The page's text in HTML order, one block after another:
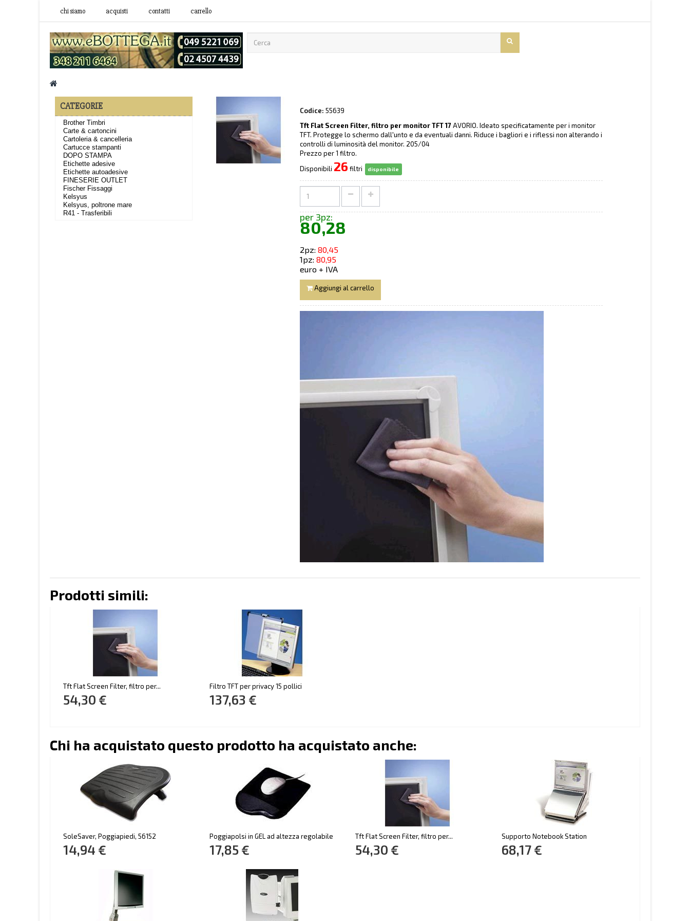
chi siamo acquisti contatti carrello
CATEGORIE
Brother Timbri
Carte & cartoncini
Cartoleria & cancelleria
Cartucce stampanti
DOPO STAMPA
Etichette adesive
Etichette autoadesive
FINESERIE OUTLET
Fischer Fissaggi
Kelsyus
Kelsyus, poltrone mare
R41 - Trasferibili
Codice: 55639
Tft Flat Screen Filter, filtro per monitor TFT 17AVORIO. Ideato specificatamente per i monitor
TFT. Protegge lo schermo dall'unto e da eventuali danni. Riduce i bagliori e i riflessi non alterando i
controlli di luminosità del monitor. 205/04
Prezzo per 1 filtro.
Disponibili 26 filtri disponibile
per 3pz:
80,28
2pz: 80,45
1pz: 80,95
euro + IVA
Aggiungi al carrello
Prodotti simili:
Tft Flat Screen Filter, filtro per...
54,30 €
Filtro TFT per privacy 15 pollici
137,63 €
Chi ha acquistato questo prodotto ha acquistato anche:
SoleSaver, Poggiapiedi, 56152
14,94 €
Poggiapolsi in GEL ad altezza regolabile
17,85 €
Tft Flat Screen Filter, filtro per...
54,30 €
Supporto Notebook Station
68,17 €